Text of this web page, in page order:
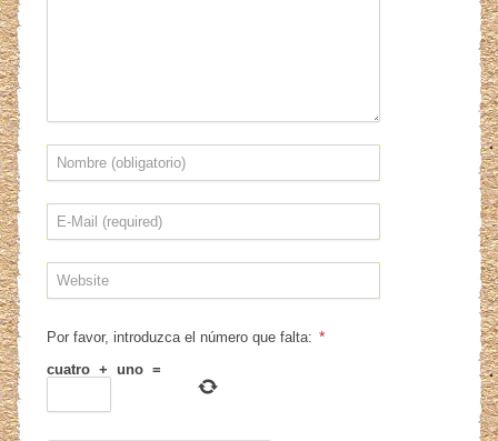
Por favor, introduzca el número que falta: *
cuatro + uno =